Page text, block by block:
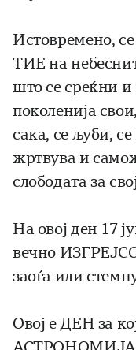
Истовремено,
ТИЕ на
што се среќни
поколенија
сака, се љуби,
жртвува и
слободата за
На овој ден 17
вечно
заоѓа или
Овој е ДЕН за